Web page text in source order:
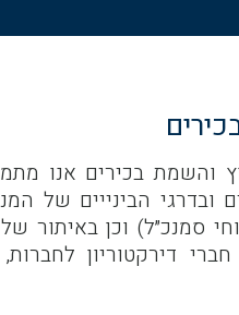
והשמת בכירים אנו
ובדרגי הבינייים של
סמנכ״ל) וכן באיתור
חברי דירקטוריון